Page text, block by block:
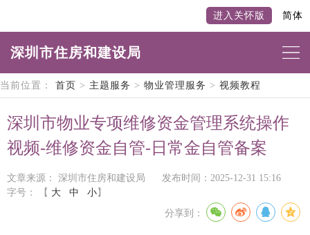
进入关怀版 简体
深圳市住房和建设局
当前位置： 首页 > 主题服务 > 物业管理服务 > 视频教程
深圳市物业专项维修资金管理系统操作
视频-维修资金自管-日常金自管备案
文章来源： 深圳市住房和建设局
发布时间：2025-12-31 15:16
字号：
【 大 中 小 】
分享到：